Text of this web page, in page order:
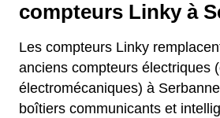
compteurs Linky à
Les compteurs Linky
anciens compteurs électriques
électromécaniques) à
boîtiers communicants et